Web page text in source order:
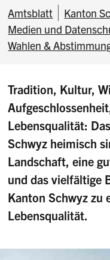
Amtsblatt
Kanton
Medien und
Wahlen &
Tradition, Kultur,
Lebensqualität:
Schwyz heimisch
Landschaft, eine
und das vielfältige
Kanton Schwyz zu
Lebensqualität.